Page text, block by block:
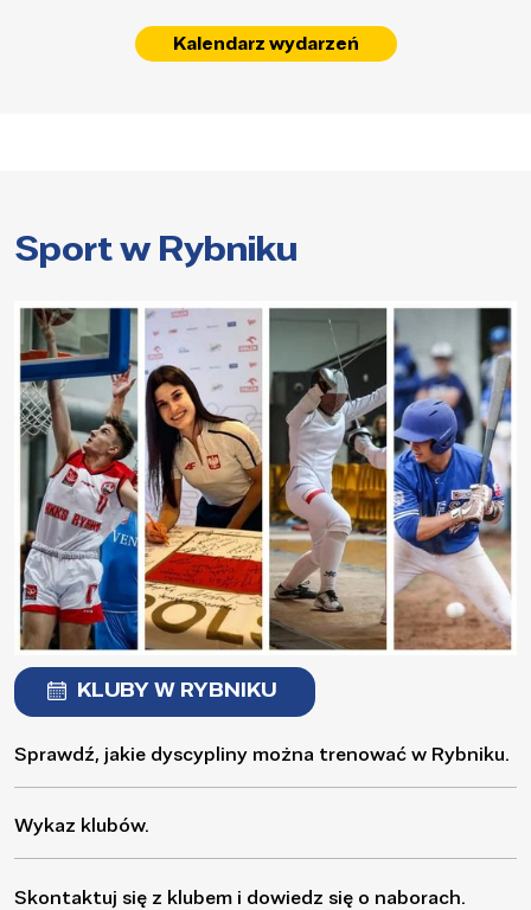
Kalendarz wydarzeń
Sport w Rybniku
KLUBY W RYBNIKU
Sprawdź, jakie dyscypliny można trenować w Rybniku.
Wykaz klubów.
Skontaktuj się z klubem i dowiedz się o naborach.